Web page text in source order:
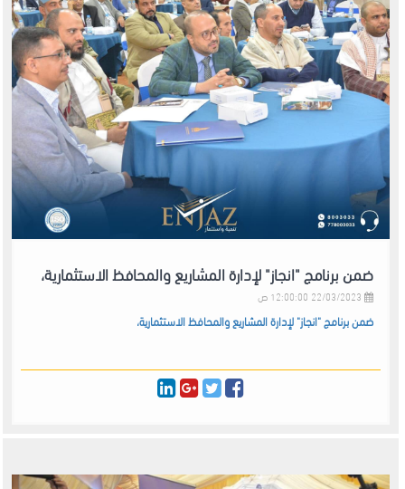
ضمن برنامج "انجاز" لإدارة المشاريع والمحافظ الاستثمارية،
ضمن برنامج "انجاز" لإدارة المشاريع والمحافظ الاستثمارية،